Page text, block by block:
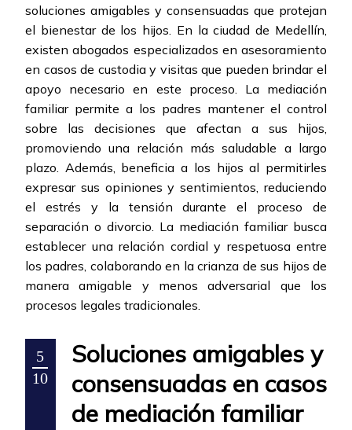
soluciones amigables y consensuadas que protejan
el bienestar de los hijos. En la ciudad de Medellín,
existen abogados especializados en asesoramiento
en casos de custodia y visitas que pueden brindar el
apoyo necesario en este proceso. La mediación
familiar permite a los padres mantener el control
sobre las decisiones que afectan a sus hijos,
promoviendo una relación más saludable a largo
plazo. Además, beneficia a los hijos al permitirles
expresar sus opiniones y sentimientos, reduciendo
el estrés y la tensión durante el proceso de
separación o divorcio. La mediación familiar busca
establecer una relación cordial y respetuosa entre
los padres, colaborando en la crianza de sus hijos de
manera amigable y menos adversarial que los
procesos legales tradicionales.
5
10
Soluciones amigables y
consensuadas en casos
de mediación familiar